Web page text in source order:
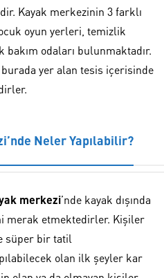
Kayak merkezinin 3 farklı
oyun yerleri, temizlik
odaları bulunmaktadır.
yer alan tesis içerisinde
Neler Yapılabilir?
merkezi’nde kayak dışında
merak etmektedirler. Kişiler
süper bir tatil
olan ilk şeyler kar